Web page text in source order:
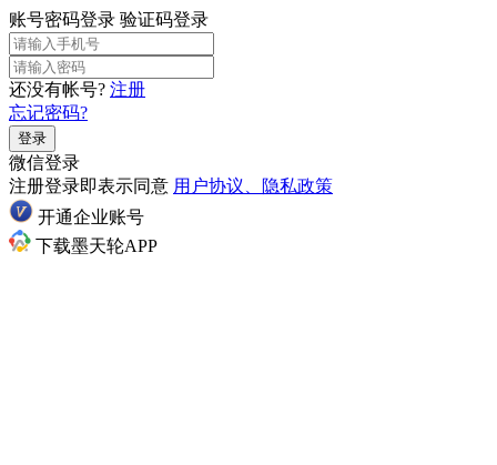
账号密码登录 验证码登录
还没有帐号? 注册
忘记密码?
登录
微信登录
注册登录即表示同意 用户协议、隐私政策
开通企业账号
下载墨天轮APP